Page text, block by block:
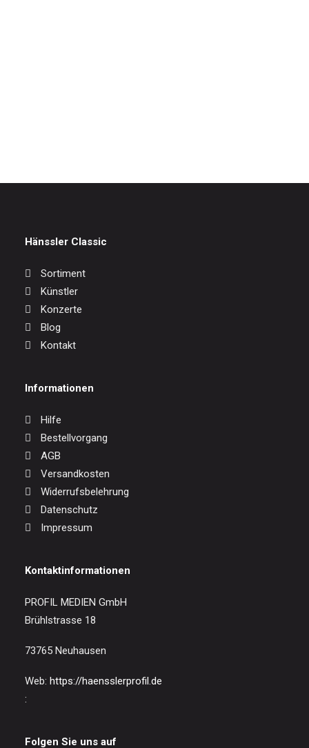
Hänssler Classic
Sortiment
Künstler
Konzerte
Blog
Kontakt
Informationen
Hilfe
Bestellvorgang
AGB
Versandkosten
Widerrufsbelehrung
Datenschutz
Impressum
Kontaktinformationen
PROFIL MEDIEN GmbH
Brühlstrasse 18
73765 Neuhausen
Web: https://haensslerprofil.de
:
Folgen Sie uns auf